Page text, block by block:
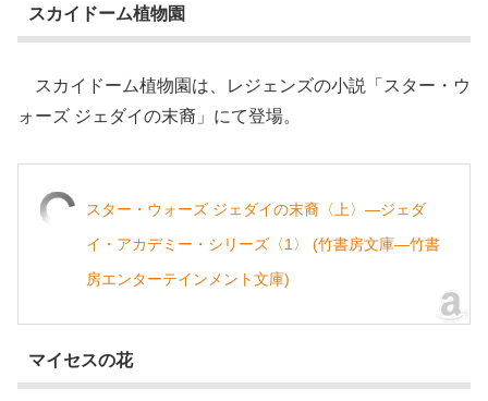
スカイドーム植物園
スカイドーム植物園は、レジェンズの小説「スター・ウ
ォーズ ジェダイの末裔」にて登場。
スター・ウォーズ ジェダイの末裔〈上〉―ジェダ
イ・アカデミー・シリーズ〈1〉 (竹書房文庫―竹書
房エンターテインメント文庫)
マイセスの花